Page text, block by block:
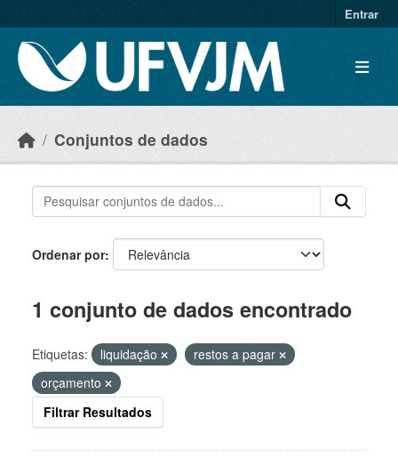
Entrar
Conjuntos de dados
Ordenar por
1 conjunto de dados encontrado
Etiquetas: liquidação
restos a pagar
orçamento
Filtrar Resultados